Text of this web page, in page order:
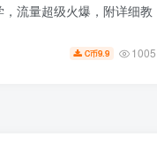
流量超级火爆，附详细教
C币9.9 1005